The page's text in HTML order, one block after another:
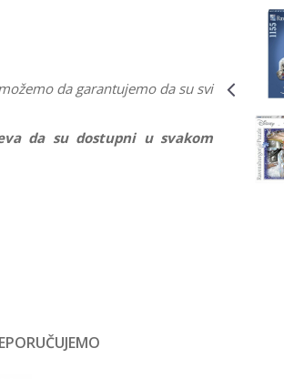
da garantujemo da su svi
da su dostupni u svakom
PUZZLE -
RA12000310